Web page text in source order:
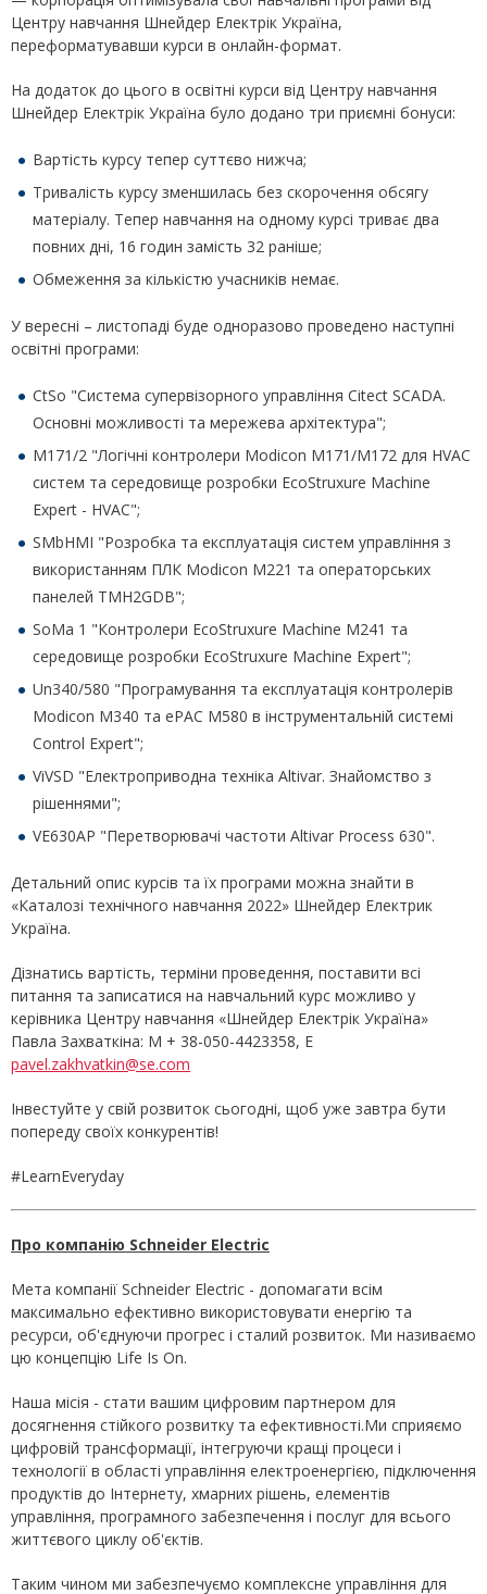
Центру навчання Шнейдер Електрік Україна,
переформатувавши курси в онлайн-формат.
На додаток до цього в освітні курси від Центру навчання
Шнейдер Електрік Україна було додано три приємні бонуси:
Вартість курсу тепер суттєво нижча;
Тривалість курсу зменшилась без скорочення обсягу
матеріалу. Тепер навчання на одному курсі триває два
повних дні, 16 годин замість 32 раніше;
Обмеження за кількістю учасників немає.
У вересні – листопаді буде одноразово проведено наступні
освітні програми:
CtSo "Система супервізорного управління Citect SCADA.
Основні можливості та мережева архітектура";
M171/2 "Логічні контролери Modicon M171/M172 для HVAC
систем та середовище розробки EcoStruxure Machine
Expert - HVAC";
SMbHMI "Розробка та експлуатація систем управління з
використанням ПЛК Modicon М221 та операторських
панелей TMH2GDB";
SoMa 1 "Контролери EcoStruxure Machine M241 та
середовище розробки EcoStruxure Machine Expert";
Un340/580 "Програмування та експлуатація контролерів
Modicon М340 та ePAC M580 в інструментальній системі
Control Expert";
ViVSD "Електроприводна техніка Altivar. Знайомство з
рішеннями";
VE630AP "Перетворювачі частоти Altivar Process 630".
Детальний опис курсів та їх програми можна знайти в
«Каталозі технічного навчання 2022» Шнейдер Електрик
Україна.
Дізнатись вартість, терміни проведення, поставити всі
питання та записатися на навчальний курс можливо у
керівника Центру навчання «Шнейдер Електрік Україна»
Павла Захваткіна: M + 38-050-4423358, E
pavel.zakhvatkin@se.com
Інвестуйте у свій розвиток сьогодні, щоб уже завтра бути
попереду своїх конкурентів!
#LearnEveryday
Про компанію Schneider Electric
Мета компанії Schneider Electric - допомагати всім
максимально ефективно використовувати енергію та
ресурси, об'єднуючи прогрес і сталий розвиток. Ми називаємо
цю концепцію Life Is On.
Наша місія - стати вашим цифровим партнером для
досягнення стійкого розвитку та ефективності.Ми сприяємо
цифровій трансформації, інтегруючи кращі процеси і
технології в області управління електроенергією, підключення
продуктів до Інтернету, хмарних рішень, елементів
управління, програмного забезпечення і послуг для всього
життєвого циклу об'єктів.
Таким чином ми забезпечуємо комплексне управління для